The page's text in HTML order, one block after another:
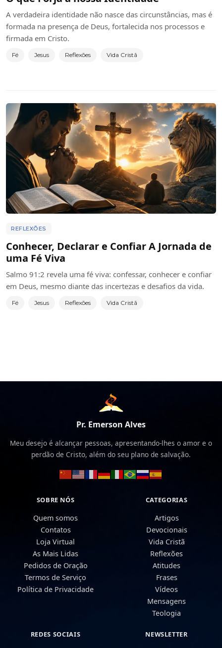
A verdadeira identidade não nasce das circunstâncias, mas é
formada na presença de Deus, fortalecida nos processos e
firmada em Cristo.
Fé Jesus Reflexões Vida Cristã
REFLEXÕES
Conhecer, Declarar e Confiar A Jornada de
uma Fé Viva
Salmo 91:2 revela uma fé viva: confessar, conhecer e confiar
em Deus, mesmo diante das incertezas e desafios da vida.
Fé Jesus Reflexões Vida Cristã
Pr. Emerson Alves
Meu desejo é alcançar pessoas, apresentando-lhes o amor e o
perdão de Cristo, além do seu plano de salvação.
SOBRE NÓS
Quem somos
Contatos
Loja Virtual
As Mais Lidas
Pedidos de Oração
Termos de Serviço
Política de Privacidade
CATEGORIAS
Artigos
Devocionais
Vida Cristã
Reflexões
Atitudes
Frases
Vídeos
Mensagens
Teologia
REDES SOCIAIS NEWSLETTER